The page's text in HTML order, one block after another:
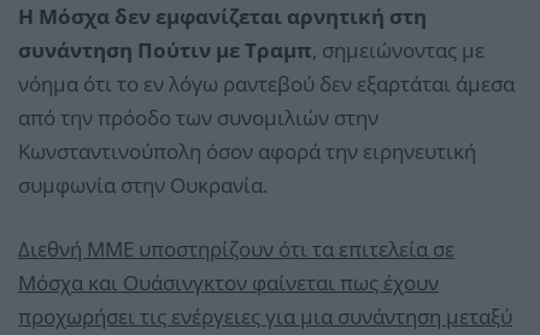
Η Μόσχα δεν εμφανίζεται αρνητική στη
συνάντηση Πούτιν με Τραμπ, σημειώνοντας με
νόημα ότι το εν λόγω ραντεβού δεν εξαρτάται άμεσα
από την πρόοδο των συνομιλιών στην
Κωνσταντινούπολη όσον αφορά την ειρηνευτική
συμφωνία στην Ουκρανία.
Διεθνή ΜΜΕ υποστηρίζουν ότι τα επιτελεία σε
Μόσχα και Ουάσινγκτον φαίνεται πως έχουν
προχωρήσει τις ενέργειες για μια συνάντηση μεταξύ